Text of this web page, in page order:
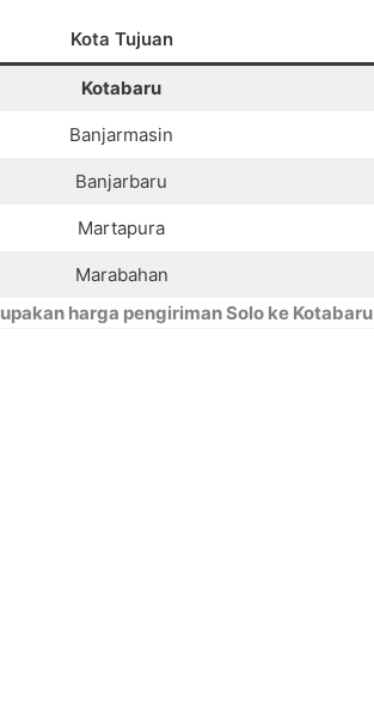
Kota Tujuan
Kotabaru
Banjarmasin
Banjarbaru
Martapura
Marabahan
harga pengiriman Solo ke Kotabaru